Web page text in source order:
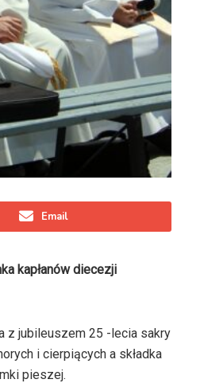
Email
kapłanów diecezji
z jubileuszem 25 -lecia sakry
i cierpiących a składka
pieszej.